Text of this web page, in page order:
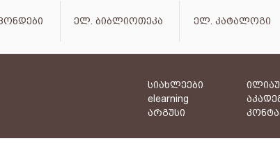
ელ. ბიბლიოთეკა ელ. კატალოგი
სიახლეები
elearning
არგუსი